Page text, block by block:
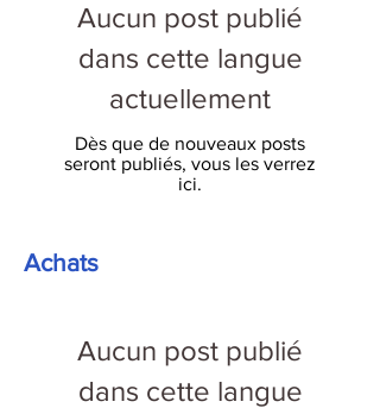
Aucun post publié
dans cette langue
actuellement
Dès que de nouveaux posts
seront publiés, vous les verrez
ici.
Achats
Aucun post publié
dans cette langue